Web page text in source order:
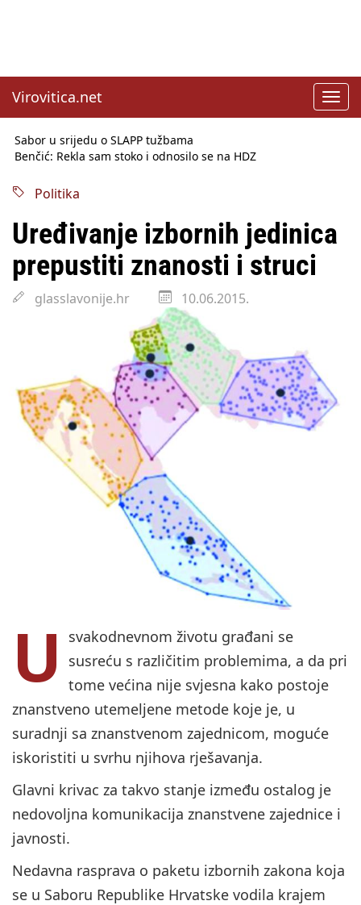
Virovitica.net
Sabor u srijedu o SLAPP tužbama
Benčić: Rekla sam stoko i odnosilo se na HDZ
godine
najavio za jesen
Državni tajnik Rukavina: Hrvatska ima 3,6 milijuna birača
HŽ Infrastruktura: Nesreće na željezničkim prijelazima
prepolovljene
Državni inspektorat opozvao Barebells pločicu - soft protein
bar Coco Choco
Politika
Uređivanje izbornih jedinica
prepustiti znanosti i struci
glasslavonije.hr 10.06.2015.
U
svakodnevnom životu građani se
susreću s različitim problemima, a da pri
tome većina nije svjesna kako postoje
znanstveno utemeljene metode koje je, u
suradnji sa znanstvenom zajednicom, moguće
iskoristiti u svrhu njihova rješavanja.
Glavni krivac za takvo stanje između ostalog je
nedovoljna komunikacija znanstvene zajednice i
javnosti.
Nedavna rasprava o paketu izbornih zakona koja
se u Saboru Republike Hrvatske vodila krajem